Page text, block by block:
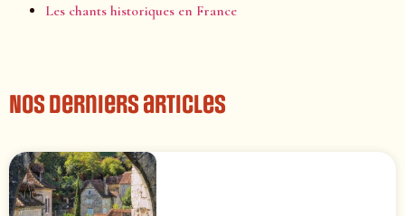
Les chants historiques en France
Nos derniers articles